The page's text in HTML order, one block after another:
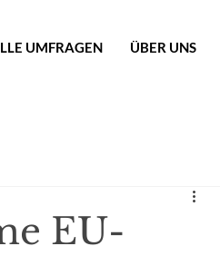
UMFRAGEN ÜBER UNS
EU-